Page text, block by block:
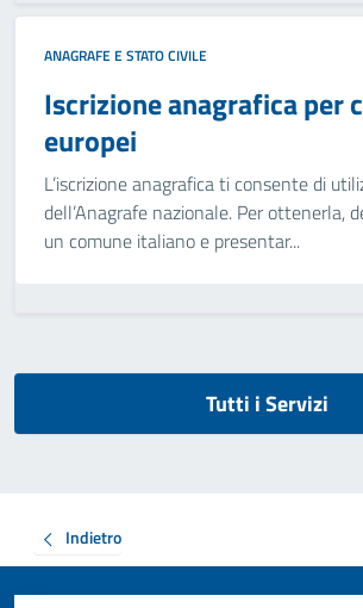
ANAGRAFE E STATO CIVILE
Iscrizione anagrafica per
europei
L’iscrizione anagrafica ti consente di
dell’Anagrafe nazionale. Per ottenerla,
un comune italiano e presentar...
Tutti i Servizi
Indietro